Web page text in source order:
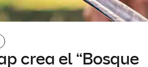
crea el “Bosque